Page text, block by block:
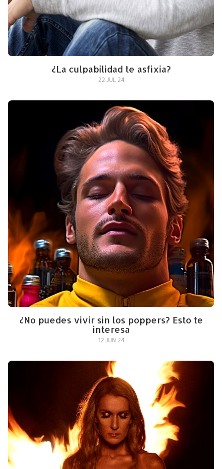
¿La culpabilidad te asfixia?
22 JUL 24
¿No puedes vivir sin los poppers? Esto te
interesa
12 JUN 24